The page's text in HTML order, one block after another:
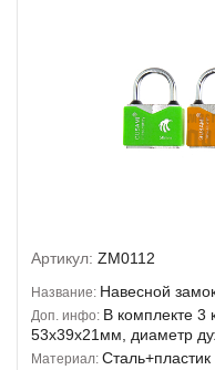
Артикул: ZM0112
Название: Навесной
Доп. инфо: В комплекте 3
53х39х21мм, диаметр
Материал: Сталь+пластик